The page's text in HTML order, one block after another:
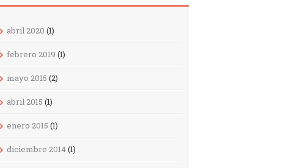
abril 2020 (1)
febrero 2019 (1)
mayo 2015 (2)
abril 2015 (1)
enero 2015 (1)
diciembre 2014(1)